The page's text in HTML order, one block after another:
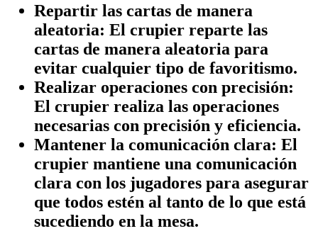
Repartir las cartas de manera
aleatoria: El crupier reparte las
cartas de manera aleatoria para
evitar cualquier tipo de favoritismo.
Realizar operaciones con precisión:
El crupier realiza las operaciones
necesarias con precisión y eficiencia.
Mantener la comunicación clara: El
crupier mantiene una comunicación
clara con los jugadores para asegurar
que todos estén al tanto de lo que está
sucediendo en la mesa.